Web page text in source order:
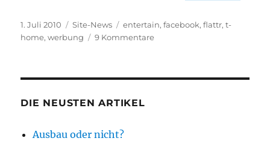
Veröffentlicht
am
1. Juli 2010 Kategorien
Site-News Schlagwörter
entertain,facebook,flattr,t-
home,werbung 9 Kommentarezu
DIE NEUSTEN ARTIKEL
Ausbau oder nicht?